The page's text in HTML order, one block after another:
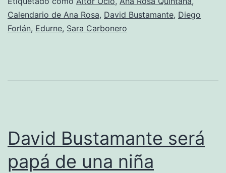
“Superhéroes”
Calendario de Ana Rosa, David Bustamante, Diego
Forlán, Edurne, Sara Carbonero
David Bustamante será
papá de una niña